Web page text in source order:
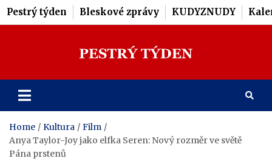
Pestrý týden Bleskové zprávy KUDYZNUDY
Pestrý Týden
Home Kultura
Film
Anya Taylor-Joy jako elfka Seren: Nový rozměr ve světě
Pána prstenů